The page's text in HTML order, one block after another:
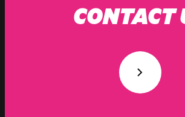
CONTACT